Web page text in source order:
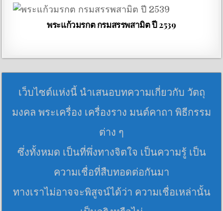
พระแก้วมรกต กรมสรรพสามิต ปี 2539
เว็บไซต์แห่งนี้ นำเสนอบทความเกี่ยวกับ วัตถุ
มงคล พระเครื่อง เครื่องราง มนต์คาถา พิธีกรรม
ต่าง ๆ
ซึ่งทั้งหมด เป็นที่พึ่งทางจิตใจ เป็นความรู้ เป็น
ความเชื่อที่สืบทอดต่อกันมา
ทางเราไม่อาจจะพิสูจน์ได้ว่า ความเชื่อเหล่านั้น